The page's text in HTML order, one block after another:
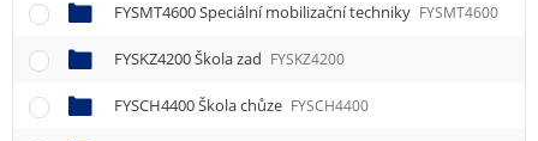
FYSMT4600 Speciální mobilizační techniky FYSMT4600
FYSKZ4200 Škola zad FYSKZ4200
FYSCH4400 Škola chůze FYSCH4400